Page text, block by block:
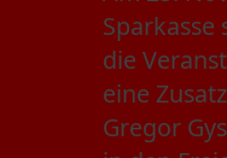
die
eine
Gregor